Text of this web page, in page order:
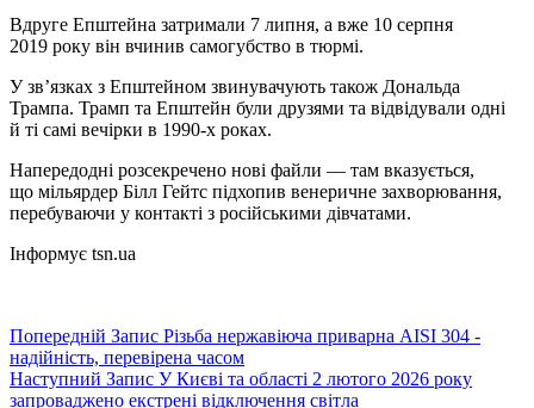
Вдруге Епштейна затримали 7 липня, а вже 10 серпня
2019 року він вчинив самогубство в тюрмі.
У звʼязках з Епштейном звинувачують також Дональда
Трампа. Трамп та Епштейн були друзями та відвідували одні
й ті самі вечірки в 1990-х роках.
Напередодні розсекречено нові файли — там вказується,
що мільярдер Білл Гейтс підхопив венеричне захворювання,
перебуваючи у контакті з російськими дівчатами.
Інформує tsn.ua
Попередній Запис Різьба нержавіюча приварна AISI 304 -
надійність, перевірена часом
Наступний Запис У Києві та області 2 лютого 2026 року
запроваджено екстрені відключення світла